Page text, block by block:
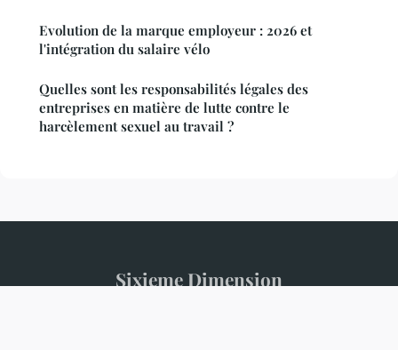
Evolution de la marque employeur : 2026 et
l'intégration du salaire vélo
Quelles sont les responsabilités légales des
entreprises en matière de lutte contre le
harcèlement sexuel au travail ?
Sixieme Dimension